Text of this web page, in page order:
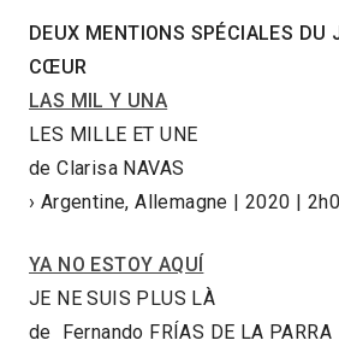
DEUX MENTIONS SPÉCIALES DU
CŒUR
LAS MIL Y UNA
LES MILLE ET UNE
de Clarisa NAVAS
› Argentine, Allemagne | 2020 |
YA NO ESTOY AQUÍ
JE NE SUIS PLUS LÀ
de Fernando FRÍAS DE LA PARRA